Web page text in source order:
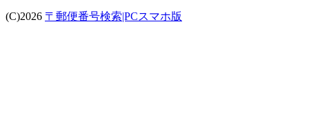
(C)2026 〒郵便番号検索|PCスマホ版